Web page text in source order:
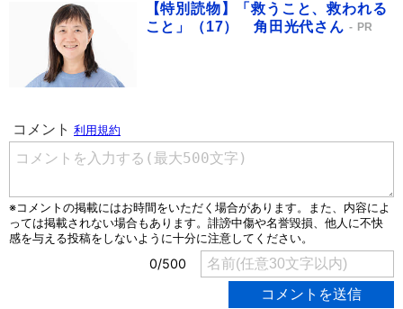
【特別読物】「救うこと、救われる
こと」（17） 角田光代さん
PR